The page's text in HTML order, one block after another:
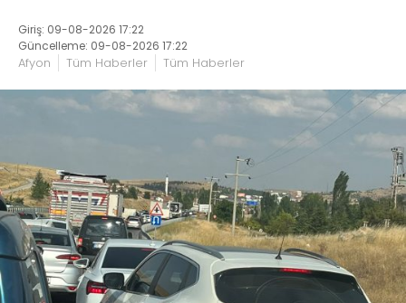
Giriş: 09-08-2026 17:22
Güncelleme: 09-08-2026 17:22
Afyon Tüm Haberler Tüm Haberler